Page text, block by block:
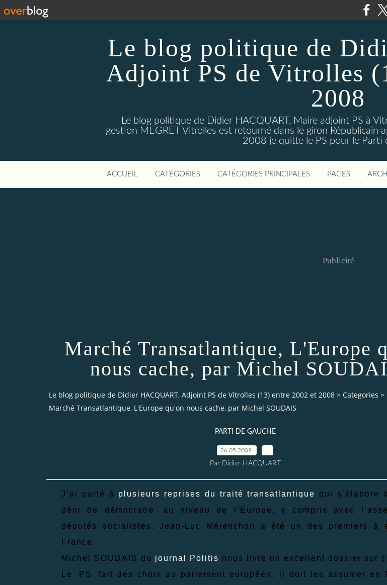
Le blog politique de
Adjoint PS de Vitrolles
2008
Le blog politique de Didier HACQUART, Maire adjoint PS à
gestion MEGRET Vitrolles est retourné dans le giron
2008 je quitte le PS pour le Parti
ACCUEIL CATÉGORIES CATÉGORIES PRINCIPALES PAGES
Publicité
Marché Transatlantique, L'Europe
nous cache, par Michel
Le blog politique de Didier HACQUART, Adjoint PS de Vitrolles (13) entre 2002 et 2008 > Categories >
Marché Transatlantique, L'Europe qu'on nous cache, par Michel SOUDAIS
PARTI DE GAUCHE
26.05.2009
Par Didier HACQUART
J’ai parlé à plusieurs reprises du traité transatlantique
qui s’élabore
déni de démocratie
au niveau de l’Europe, y compris avec
députés socialistes. Jean-Luc Mélenchon a été un des premiers à
France.
Michel SOUDAIS du journal Politis nous livre un excellent dossier sur
Le
PS
fait des choix au parlement européen, il doit les assumer en